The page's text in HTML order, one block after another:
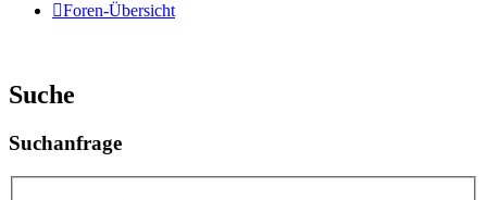
Foren-Übersicht
Suche
Suchanfrage